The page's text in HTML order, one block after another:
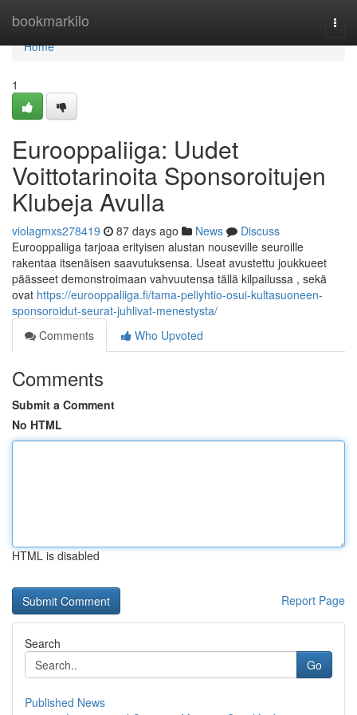
bookmarkilo
Home
Home
1
Eurooppaliiga: Uudet
Voittotarinoita Sponsoroitujen
Klubeja Avulla
violagmxs278419 87 days ago News
Discuss
Eurooppaliiga tarjoaa erityisen alustan nouseville seuroille
rakentaa itsenäisen saavutuksensa. Useat avustettu joukkueet
päässeet demonstroimaan vahvuutensa tällä kilpailussa , sekä
ovat https://eurooppaliiga.fi/tama-peliyhtio-osui-kultasuoneen-
sponsoroidut-seurat-juhlivat-menestysta/
Comments
Who Upvoted
Comments
Submit a Comment
No HTML
HTML is disabled
Report Page
Search
Go
Published News